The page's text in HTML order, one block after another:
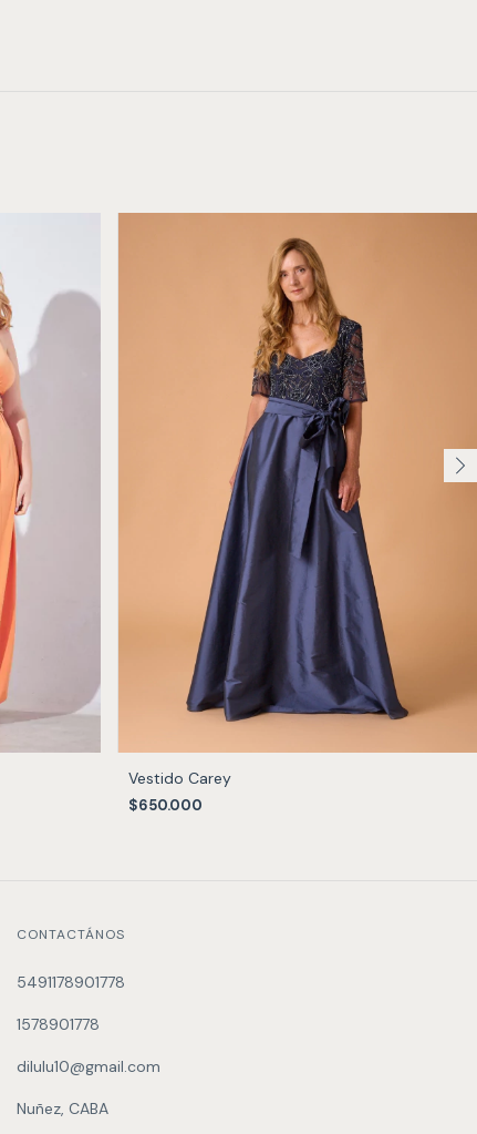
Vestido Carey
$650.000
CONTACTÁNOS
5491178901778
1578901778
dilulu10@gmail.com
Nuñez, CABA